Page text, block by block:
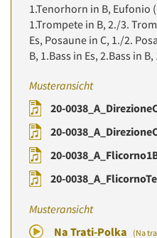
1.Tenorhorn in B, Eufonio
1.Trompete in B, 2./3.
Es, Posaune in C, 1./2.
B, 1.Bass in Es, 2.Bass in
Musteransicht
20-
20-
20-
20-
Musteransicht
Na Trati-Polka
(Na